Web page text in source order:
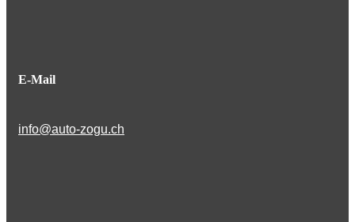
E-Mail
info@auto-zogu.ch